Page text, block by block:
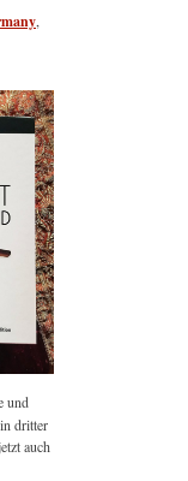
und
dritter
auch